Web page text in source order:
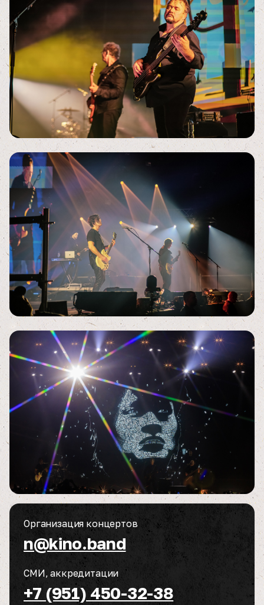
Организация концертов
n@kino.band
СМИ, аккредитации
+7 (951) 450-32-38